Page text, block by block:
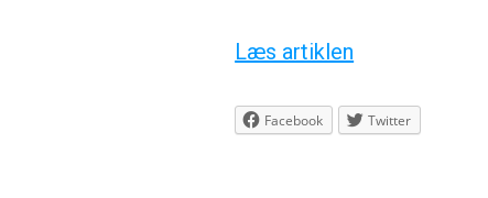
Læs artiklen
Facebook Twitter